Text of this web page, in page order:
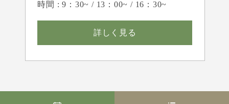
時間 : 9：30~ / 13：00~ / 16：30~
詳しく見る